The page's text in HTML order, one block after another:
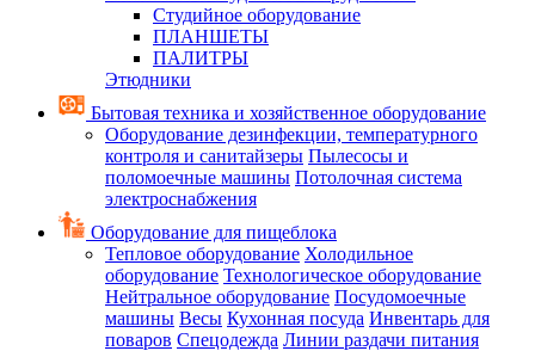
Студийное оборудование
ПЛАНШЕТЫ
ПАЛИТРЫ
Этюдники
Бытовая техника и хозяйственное оборудование
Оборудование дезинфекции, температурного
контроля и санитайзеры Пылесосы и
поломоечные машины Потолочная система
электроснабжения
Оборудование для пищеблока
Тепловое оборудование Холодильное
оборудование Технологическое оборудование
Нейтральное оборудование Посудомоечные
машины Весы Кухонная посуда Инвентарь для
поваров Спецодежда Линии раздачи питания